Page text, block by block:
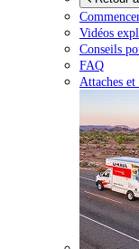
Vidéos
Conseils
FAQ
Attaches et